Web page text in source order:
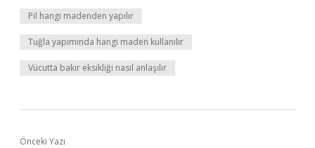
Pil hangi madenden yapılır
Tuğla yapımında hangi maden kullanılır
Vücutta bakır eksikliği nasıl anlaşılır
Önceki Yazı